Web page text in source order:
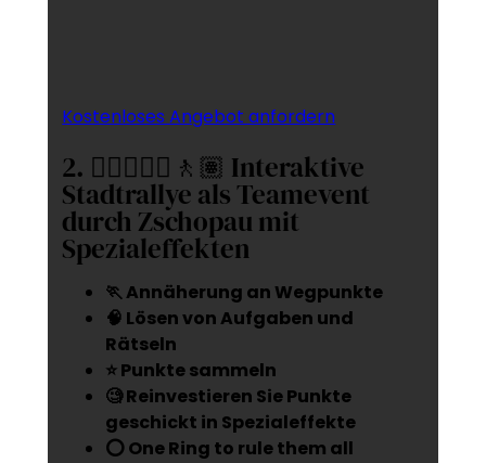
Kostenloses Angebot anfordern
2. 🚶‍♂️🚶🏻‍♀️🚶🏽 Interaktive
Stadtrallye als Teamevent
durch Zschopau mit
Spezialeffekten
🏃 Annäherung an Wegpunkte
🧠 Lösen von Aufgaben und
Rätseln
⭐ Punkte sammeln
🧐 Reinvestieren Sie Punkte
geschickt in Spezialeffekte
⭕ One Ring to rule them all